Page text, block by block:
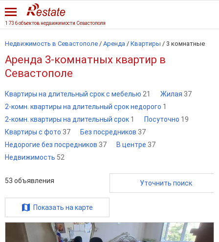
1 736 объектов недвижимости Севастополя
Недвижимость в Севастополе / Аренда / Квартиры / 3 комнатные
Аренда 3-комнатных квартир в
Севастополе
Квартиры на длительный срок с мебелью 21 Жилая 37
2-комн. квартиры на длительный срок недорого 1
2-комн. квартиры на длительный срок 1 Посуточно 19
Квартиры с фото 37 Без посредников 37
Недорогие без посредников 37 В центре 37
Недвижимость 52
53 объявления Уточнить поиск
Показать на карте